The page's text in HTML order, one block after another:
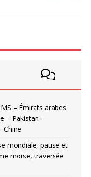
– Émirats arabes
– Pakistan –
Chine
mondiale, pause et
moïse, traversée